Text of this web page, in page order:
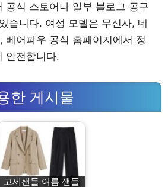
공식 스토어나 일부 블로그 공구
습니다. 여성 모델은 무신사, 네
베어파우 공식 홈페이지에서 정
안전합니다.
한 게시물
고세샌들 여름 샌들